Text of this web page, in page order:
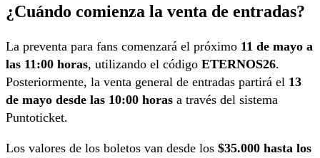
¿Cuándo comienza la venta de entradas?
La preventa para fans comenzará el próximo 11 de mayo a
las 11:00 horas, utilizando el código ETERNOS26.
Posteriormente, la venta general de entradas partirá el 13
de mayo desde las 10:00 horas a través del sistema
Puntoticket.
Los valores de los boletos van desde los $35.000 hasta los